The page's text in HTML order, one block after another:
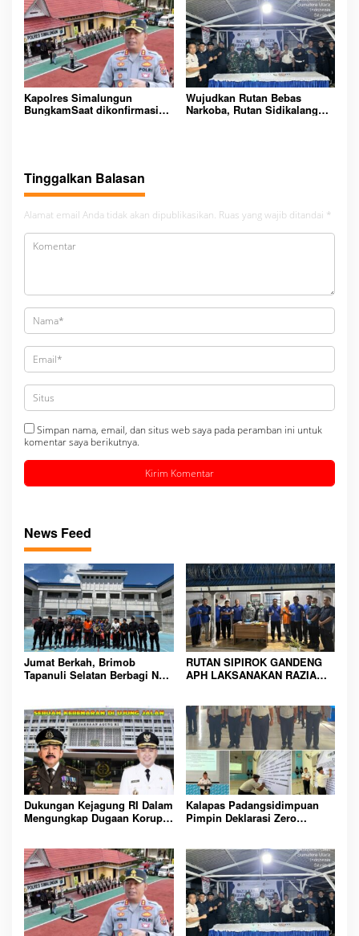
Dan Tangkap! Padangsidimpuan
Kapolres Simalungun
BungkamSaat dikonfirmasi
Wujudkan Rutan Bebas
Narkoba, Rutan Sidikalang
Tinggalkan Balasan
Alamat email Anda tidak akan dipublikasikan. Ruas yang wajib ditandai *
Simpan nama, email, dan situs web saya pada peramban ini untuk
komentar saya berikutnya.
News Feed
Jumat Berkah, Brimob
Tapanuli Selatan Berbagi Nasi
RUTAN SIPIROK GANDENG
APH LAKSANAKAN RAZIA
LINGKUNGAN
PEMASYARAKATAN YANG
AMAN
Dukungan Kejagung RI Dalam
Mengungkap Dugaan Korupsi
Dan Tangkap!
Kalapas Padangsidimpuan
Pimpin Deklarasi Zero
Padangsidimpuan